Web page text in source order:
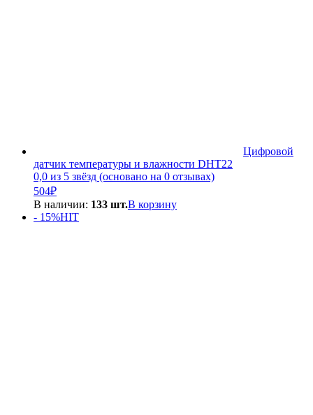
Цифровой
датчик температуры и влажности DHT22
0,0 из 5 звёзд (основано на 0 отзывах)
504₽
В наличии: 133 шт.В корзину
- 15%HIT